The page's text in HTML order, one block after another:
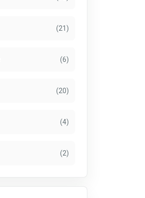
(21)
(6)
(20)
(4)
(2)